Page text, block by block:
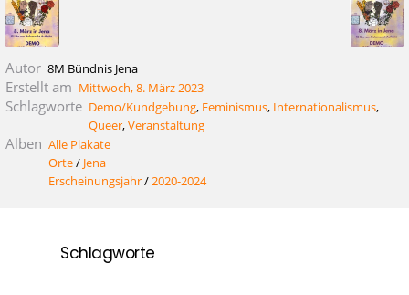
Autor 8M Bündnis Jena
Erstellt am Mittwoch, 8. März 2023
Schlagworte Demo/Kundgebung, Feminismus, Internationalismus,
Queer,Veranstaltung
Alben Alle Plakate
Orte/ Jena
Erscheinungsjahr/2020-2024
Schlagworte